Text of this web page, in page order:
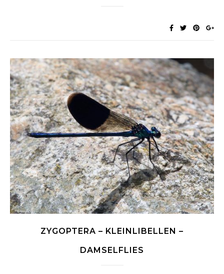
ZYGOPTERA – KLEINLIBELLEN –
DAMSELFLIES